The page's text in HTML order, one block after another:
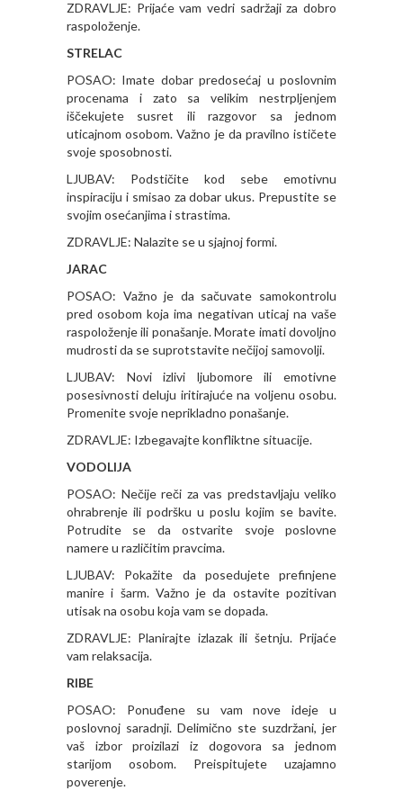
ZDRAVLJE: Prijaće vam vedri sadržaji za dobro
raspoloženje.
STRELAC
POSAO: Imate dobar predosećaj u poslovnim
procenama i zato sa velikim nestrpljenjem
iščekujete susret ili razgovor sa jednom
uticajnom osobom. Važno je da pravilno ističete
svoje sposobnosti.
LJUBAV: Podstičite kod sebe emotivnu
inspiraciju i smisao za dobar ukus. Prepustite se
svojim osećanjima i strastima.
ZDRAVLJE: Nalazite se u sjajnoj formi.
JARAC
POSAO: Važno je da sačuvate samokontrolu
pred osobom koja ima negativan uticaj na vaše
raspoloženje ili ponašanje. Morate imati dovoljno
mudrosti da se suprotstavite nečijoj samovolji.
LJUBAV: Novi izlivi ljubomore ili emotivne
posesivnosti deluju iritirajuće na voljenu osobu.
Promenite svoje neprikladno ponašanje.
ZDRAVLJE: Izbegavajte konfliktne situacije.
VODOLIJA
POSAO: Nečije reči za vas predstavljaju veliko
ohrabrenje ili podršku u poslu kojim se bavite.
Potrudite se da ostvarite svoje poslovne
namere u različitim pravcima.
LJUBAV: Pokažite da posedujete prefinjene
manire i šarm. Važno je da ostavite pozitivan
utisak na osobu koja vam se dopada.
ZDRAVLJE: Planirajte izlazak ili šetnju. Prijaće
vam relaksacija.
RIBE
POSAO: Ponuđene su vam nove ideje u
poslovnoj saradnji. Delimično ste suzdržani, jer
vaš izbor proizilazi iz dogovora sa jednom
starijom osobom. Preispitujete uzajamno
poverenje.